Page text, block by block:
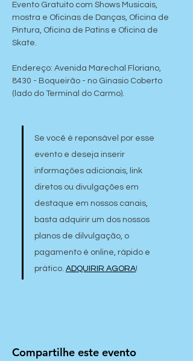
Evento Gratuito com Shows Musicais,
mostra e Oficinas de Danças, Oficina de
Pintura, Oficina de Patins e Oficina de
Skate.
Endereço: Avenida Marechal Floriano,
8430 - Boqueirão - no Ginasio Coberto
(lado do Terminal do Carmo).
Se você é reponsável por esse
evento e deseja inserir
informações adicionais, link
diretos ou divulgações em
destaque em nossos canais,
basta adquirir um dos nossos
planos de dilvulgação, o
pagamento é online, rápido e
prático. ADQUIRIR AGORA!
Compartilhe este evento